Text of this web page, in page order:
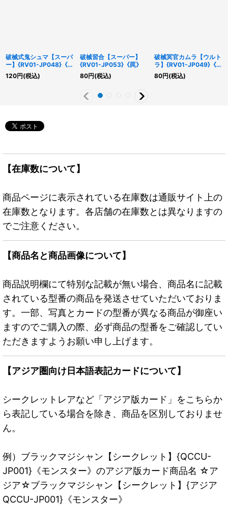
破械式鬼シュマ【スーパ
ー】{RV01-JP048}《モ
ンスター》
120円(税込)
破械習合【スーパー】
{RV01-JP053}《罠》
80円(税込)
破械冥官カムラ【ウルト
ラ】{RV01-JP049}《モ
ンスター》
80円(税込)
【在庫数について】
商品ページに表示されている在庫数は通販サイト上の
在庫数となります。各店舗の在庫数とは異なりますの
でご注意ください。
【商品名と商品画像について】
商品説明欄にて特別な記載が無い場合、商品名に記載
されている型番の商品を発送させていただいておりま
す。一部、写真とカードの型番が異なる商品が御座い
ますのでご購入の際、必ず商品の型番をご確認してい
ただきますようお願い申し上げます。
【アジア圏向け日本語表記カードについて】
シークレットレアなど「アジア版カード」をこちらか
ら表記している場合を除き、商品を区別しておりませ
ん。
例）ブラックマジシャン【シークレット】{QCCU-
JP001}《モンスター》のアジア版カード商品名 ☆ア
ジア☆ブラックマジシャン【シークレット】{アジア
QCCU-JP001}《モンスター》